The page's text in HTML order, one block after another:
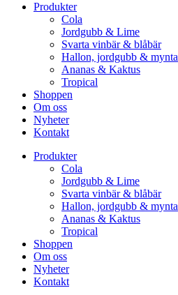
Produkter
Cola
Jordgubb & Lime
Svarta vinbär & blåbär
Hallon, jordgubb & mynta
Ananas & Kaktus
Tropical
Shoppen
Om oss
Nyheter
Kontakt
Produkter
Cola
Jordgubb & Lime
Svarta vinbär & blåbär
Hallon, jordgubb & mynta
Ananas & Kaktus
Tropical
Shoppen
Om oss
Nyheter
Kontakt